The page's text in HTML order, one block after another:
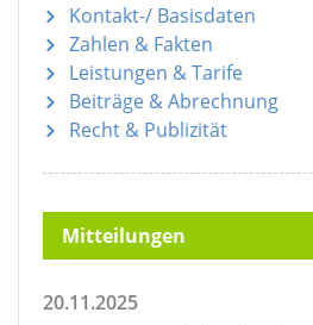
Kontakt-/ Basisdaten
Zahlen & Fakten
Leistungen & Tarife
Beiträge & Abrechnung
Recht & Publizität
Mitteilungen
20.11.2025